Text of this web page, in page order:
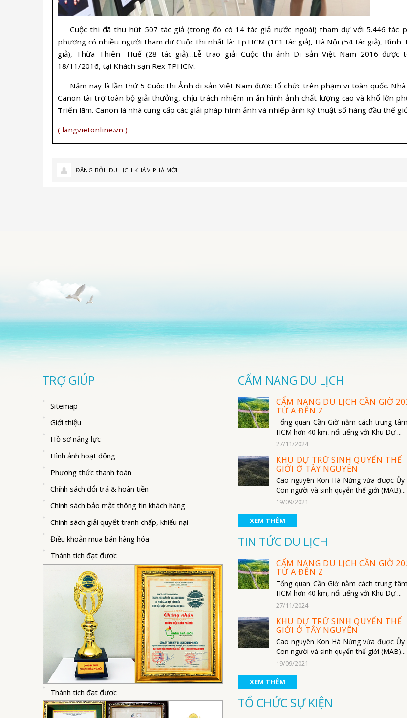
Cuộc thi đã thu hút 507 tác giả (trong đó có 14 tác giả nước ngoài) tham dự với 5.446 tác
phương có nhiều người tham dự Cuộc thi nhất là: Tp.HCM (101 tác giả), Hà Nội (54 tác giả), Bình
giả), Thừa Thiên- Huế (28 tác giả)…Lễ trao giải Cuộc thi ảnh Di sản Việt Nam 2016 được
18/11/2016, tại Khách sạn Rex TPHCM.
Năm nay là lần thứ 5 Cuộc thi Ảnh di sản Việt Nam được tổ chức trên phạm vi toàn quốc.
Canon tài trợ toàn bộ giải thưởng, chịu trách nhiệm in ấn hình ảnh chất lượng cao và khổ lớn
Triển lãm. Canon là nhà cung cấp các giải pháp hình ảnh và nhiếp ảnh kỹ thuật số hàng đầu thế
( langvietonline.vn )
ĐĂNG BỞI: DU LỊCH KHÁM PHÁ MỚI
TRỢ GIÚP
Sitemap
Giới thiệu
Hồ sơ năng lực
Hình ảnh hoạt động
Phương thức thanh toán
Chính sách đổi trả & hoàn tiền
Chính sách bảo mật thông tin khách hàng
Chính sách giải quyết tranh chấp, khiếu nại
Điều khoản mua bán hàng hóa
Thành tích đạt được
Thành tích đạt được
CẨM NANG DU LỊCH
CẨM NANG DU LỊCH CẦN GIỜ
TỪ A ĐẾN Z
Tổng quan Cần Giờ nằm cách trung
HCM hơn 40 km, nổi tiếng với Khu Dự ...
27/11/2024
KHU DỰ TRỮ SINH QUYỂN THẾ
GIỚI Ở TÂY NGUYÊN
Cao nguyên Kon Hà Nừng vừa được Ủy
Con người và sinh quyển thế giới (MAB)...
19/09/2021
XEM THÊM
TIN TỨC DU LỊCH
CẨM NANG DU LỊCH CẦN GIỜ
TỪ A ĐẾN Z
Tổng quan Cần Giờ nằm cách trung
HCM hơn 40 km, nổi tiếng với Khu Dự ...
27/11/2024
KHU DỰ TRỮ SINH QUYỂN THẾ
GIỚI Ở TÂY NGUYÊN
Cao nguyên Kon Hà Nừng vừa được Ủy
Con người và sinh quyển thế giới (MAB)...
19/09/2021
XEM THÊM
TỔ CHỨC SỰ KIỆN